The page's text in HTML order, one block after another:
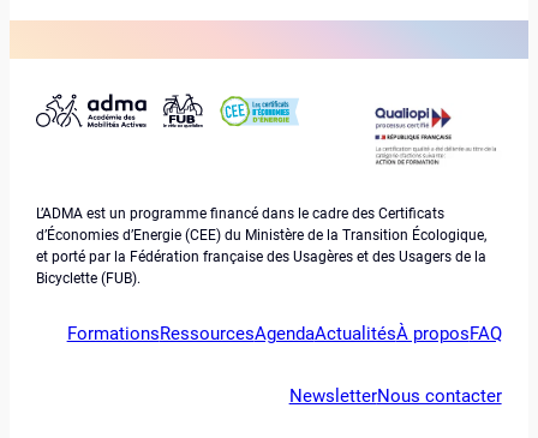
L’ADMA est un programme financé dans le cadre des Certificats
d’Économies d’Energie (CEE) du Ministère de la Transition Écologique,
et porté par la Fédération française des Usagères et des Usagers de la
Bicyclette (FUB).
FormationsRessourcesAgendaActualitésÀ proposFAQ
NewsletterNous contacter